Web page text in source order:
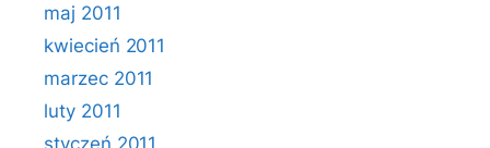
maj 2011
kwiecień 2011
marzec 2011
luty 2011
styczeń 2011